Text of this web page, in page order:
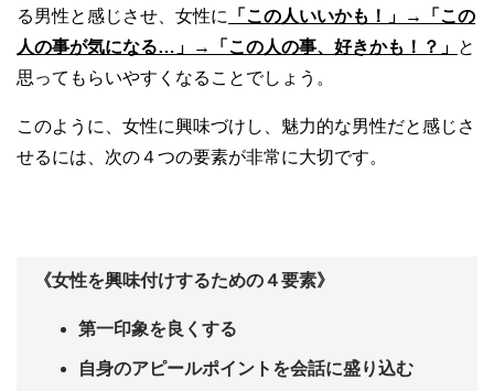
る男性と感じさせ、女性に 「この人いいかも！」→「この
人の事が気になる…」→「この人の事、好きかも！？」 と
思ってもらいやすくなることでしょう。
このように、女性に興味づけし、魅力的な男性だと感じさ
せるには、次の４つの要素が非常に大切です。
《女性を興味付けするための４要素》
第一印象を良くする
自身のアピールポイントを会話に盛り込む